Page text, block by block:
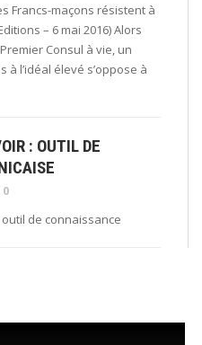
Francs-maçons résistent à
– 6 mai 2016) Alors
Consul à vie, un
à l’idéal élevé s’oppose à
: OUTIL DE
0
outil de connaissance